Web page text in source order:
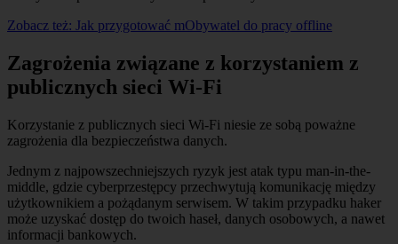
Zobacz też: Jak przygotować mObywatel do pracy offline
Zagrożenia związane z korzystaniem z
publicznych sieci Wi-Fi
Korzystanie z publicznych sieci Wi-Fi niesie ze sobą poważne
zagrożenia dla bezpieczeństwa danych.
Jednym z najpowszechniejszych ryzyk jest atak typu man-in-the-
middle, gdzie cyberprzestępcy przechwytują komunikację między
użytkownikiem a pożądanym serwisem. W takim przypadku haker
może uzyskać dostęp do twoich haseł, danych osobowych, a nawet
informacji bankowych.